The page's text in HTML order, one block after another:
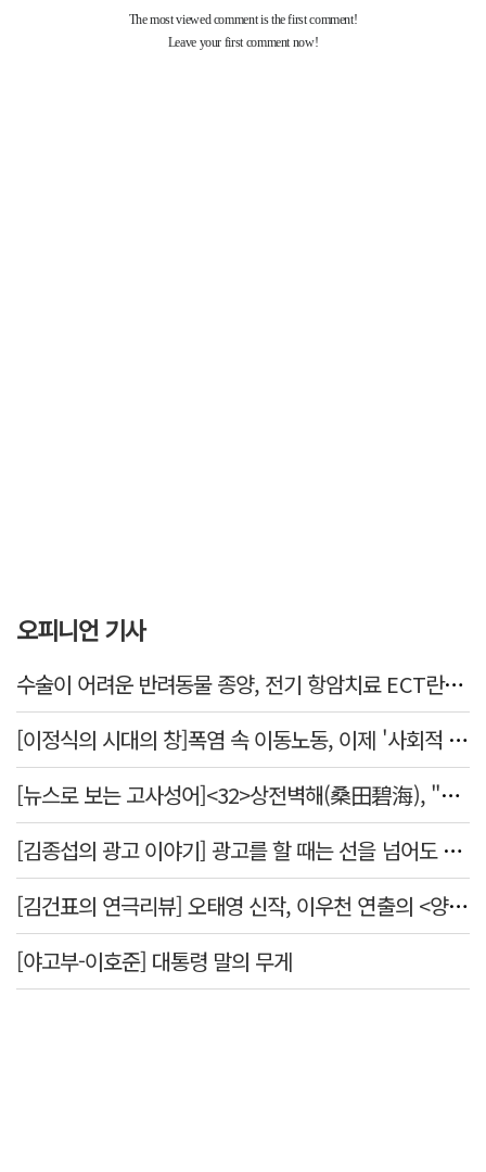
오피니언 기사
수술이 어려운 반려동물 종양, 전기 항암치료 ECT란? [반려동물 건강톡톡]
[이정식의 시대의 창]폭염 속 이동노동, 이제 '사회적 위험 관리'로 전환할 때
[뉴스로 보는 고사성어]<32>상전벽해(桑田碧海), "뽕나무밭이 푸른 바다가 되었다."
[김종섭의 광고 이야기] 광고를 할 때는 선을 넘어도 좋습니다.
[김건표의 연극리뷰] 오태영 신작, 이우천 연출의 <양은 양순하다>"국민을 온순한 양으로 길들이는 전체주의적 정치의 알레고리"
[야고부-이호준] 대통령 말의 무게